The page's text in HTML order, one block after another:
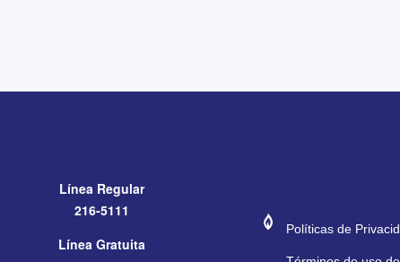
Políticas de
Línea Regular
216-5111
Línea Gratuita